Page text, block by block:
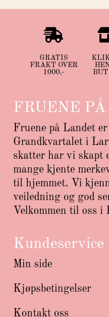

GRATIS
FRAKT OVER
1000,-
FRUENE
Fruene på Landet
Grandkvartalet i
skatter har vi skapt
mange kjente
til hjemmet. Vi
veiledning og god
Velkommen til oss
Kundeservice
Min side
Kjøpsbetingelser
Kontakt oss